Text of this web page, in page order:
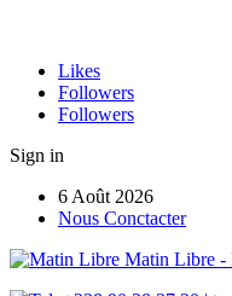
Likes
Followers
Followers
Sign in
6 Août 2026
Nous Conctacter
Matin Libre -